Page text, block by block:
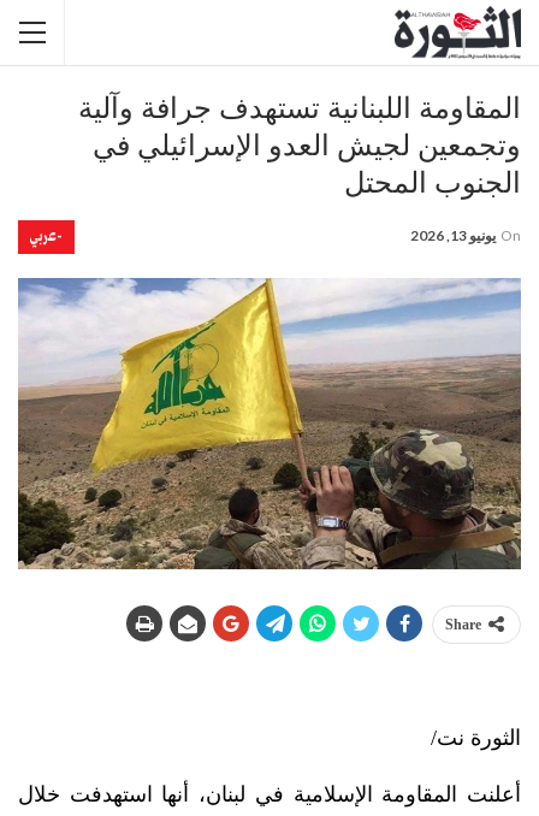
المقاومة اللبنانية تستهدف جرافة وآلية
وتجمعين لجيش العدو الإسرائيلي في
الجنوب المحتل
-عربي On يونيو 13, 2026
Share
الثورة نت/
أعلنت المقاومة الإسلامية في لبنان، أنها استهدفت خلال